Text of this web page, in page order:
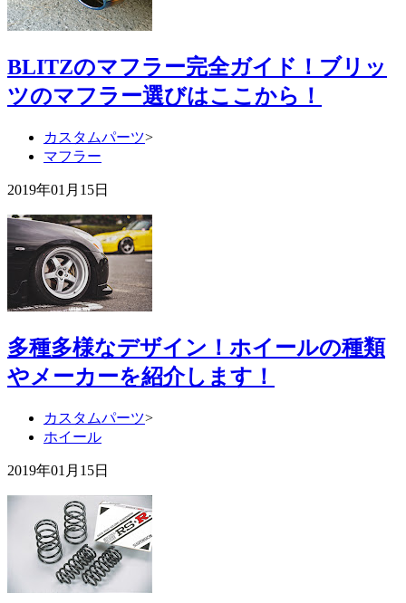
BLITZのマフラー完全ガイド！ブリッ
ツのマフラー選びはここから！
カスタムパーツ>
マフラー
2019年01月15日
多種多様なデザイン！ホイールの種類
やメーカーを紹介します！
カスタムパーツ>
ホイール
2019年01月15日